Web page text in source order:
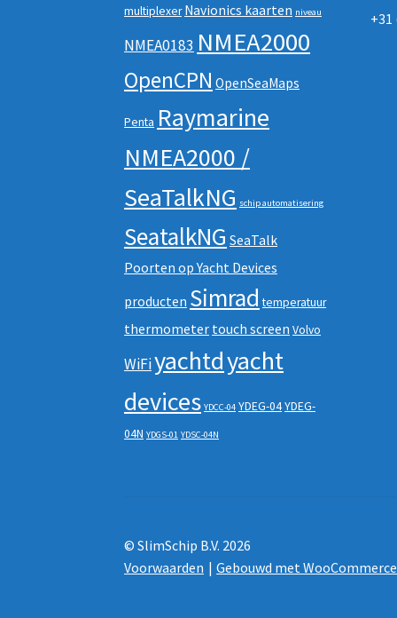
multiplexer Navionics kaarten niveau
NMEA0183 NMEA2000
OpenCPN OpenSeaMaps
Penta Raymarine
NMEA2000 /
SeaTalkNG schip automatisering
SeatalkNG SeaTalk
Poorten op Yacht Devices
producten Simrad temperatuur
thermometer touch screen Volvo
WiFiyachtdyacht
devices YDCC-04 YDEG-04YDEG-
04N YDGS-01 YDSC-04N
+31
© SlimSchip B.V. 2026
Voorwaarden
Gebouwd met WooCommerce